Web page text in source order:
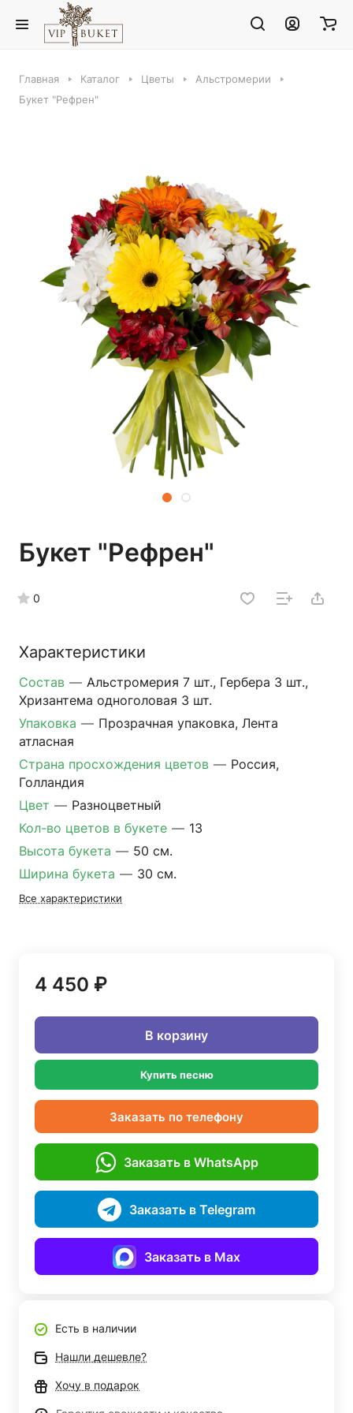
Главная Каталог Цветы
Альстромерии
Букет "Рефрен"
Букет "Рефрен"
0
Характеристики
Состав — Альстромерия 7 шт., Гербера 3 шт.,
Хризантема одноголовая 3 шт.
Упаковка — Прозрачная упаковка, Лента
атласная
Страна просхождения цветов — Россия,
Голландия
Цвет — Разноцветный
Кол-во цветов в букете — 13
Высота букета — 50 см.
Ширина букета — 30 см.
Все характеристики
4 450 ₽
В корзину
Купить песню
Заказать по телефону
Заказать в WhatsApp
Заказать в Telegram
Заказать в Max
Есть в наличии
Нашли дешевле?
Хочу в подарок